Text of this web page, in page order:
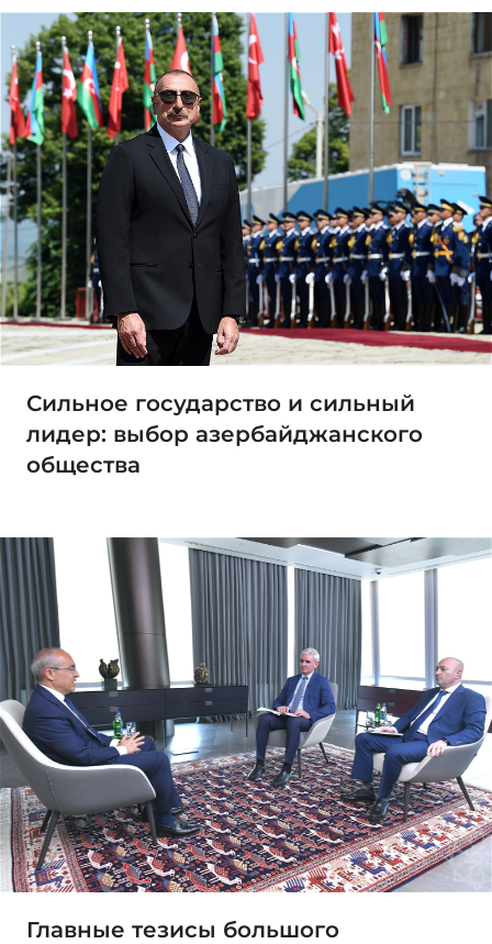
Сильное государство и сильный
лидер: выбор азербайджанского
общества
Главные тезисы большого